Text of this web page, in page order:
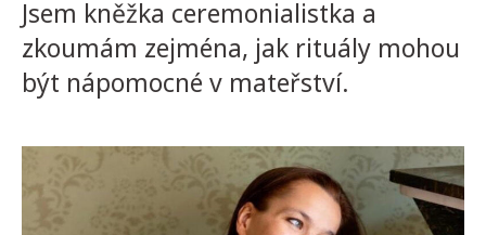
Jsem kněžka ceremonialistka a
zkoumám zejména, jak rituály mohou
být nápomocné v mateřství.